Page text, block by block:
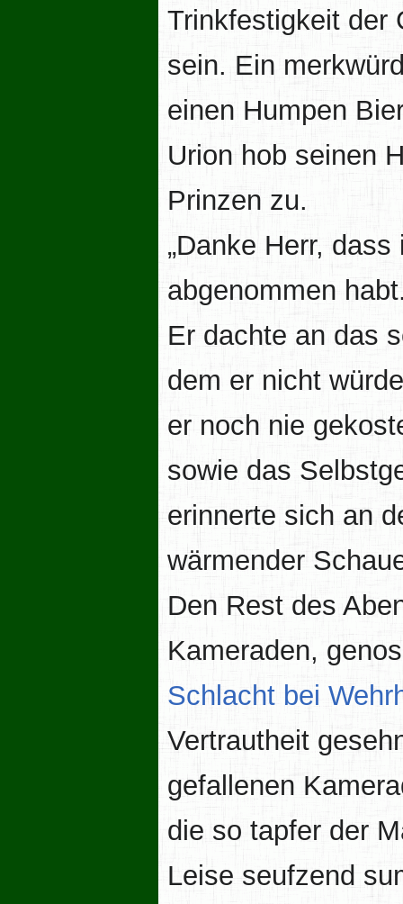
Trinkfestigkeit der
sein. Ein
einen Humpen
Urion hob seinen
Prinzen zu.
„Danke Herr,
abgenommen
Er dachte an das
dem er nicht
er noch nie
sowie das
erinnerte sich an
wärmender
Den Rest des
Kameraden,
Schlacht bei
Vertrautheit
gefallenen
die so tapfer der
Leise seufzend